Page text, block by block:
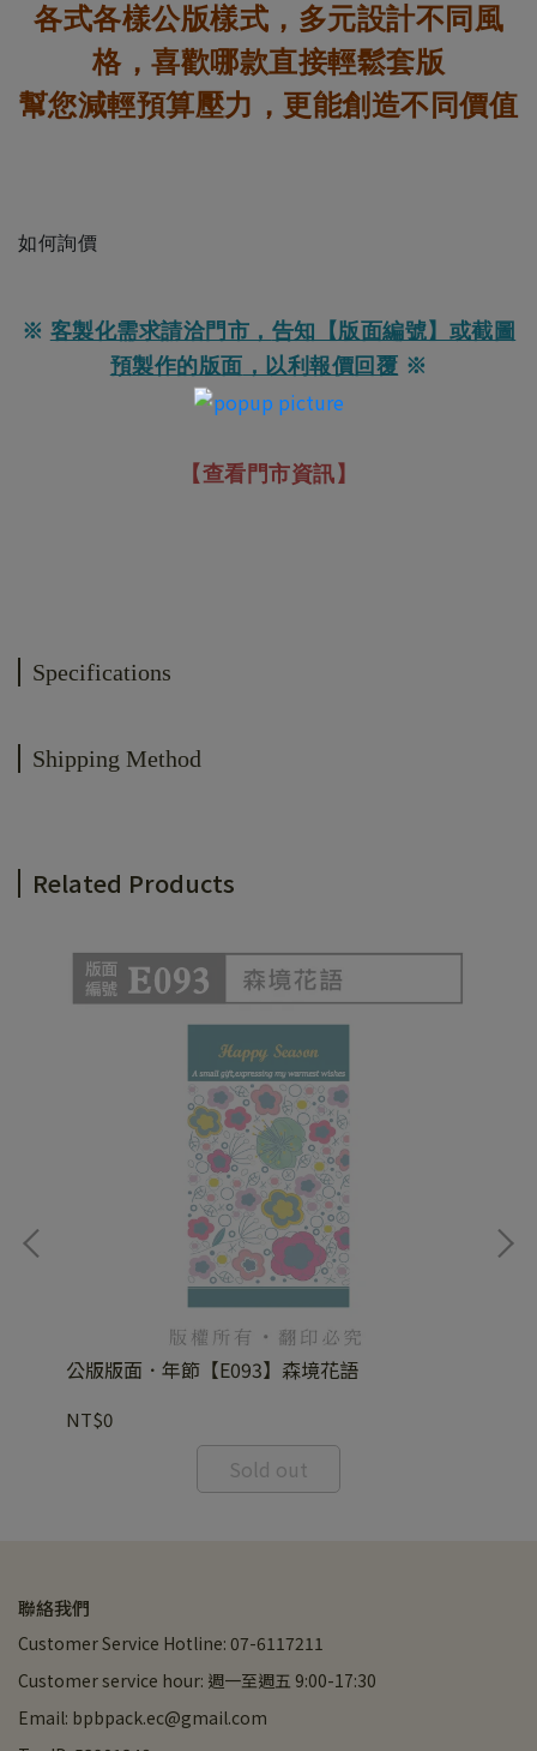
各式各樣公版樣式，多元設計不同風
格，喜歡哪款直接輕鬆套版
幫您減輕預算壓力，更能創造不同價值
如何詢價
※ 客製化需求請洽門市， 告知【版面編號】或截圖
預製作的版面 ，以利報價回覆 ※
【查看門市資訊】
Specifications
Shipping Method
Related Products
公版版面．年節【E093】森境花語
NT$0
Sold out
聯絡我們
Customer Service Hotline: 07-6117211
Customer service hour: 週一至週五 9:00-17:30
Email: bpbpack.ec@gmail.com